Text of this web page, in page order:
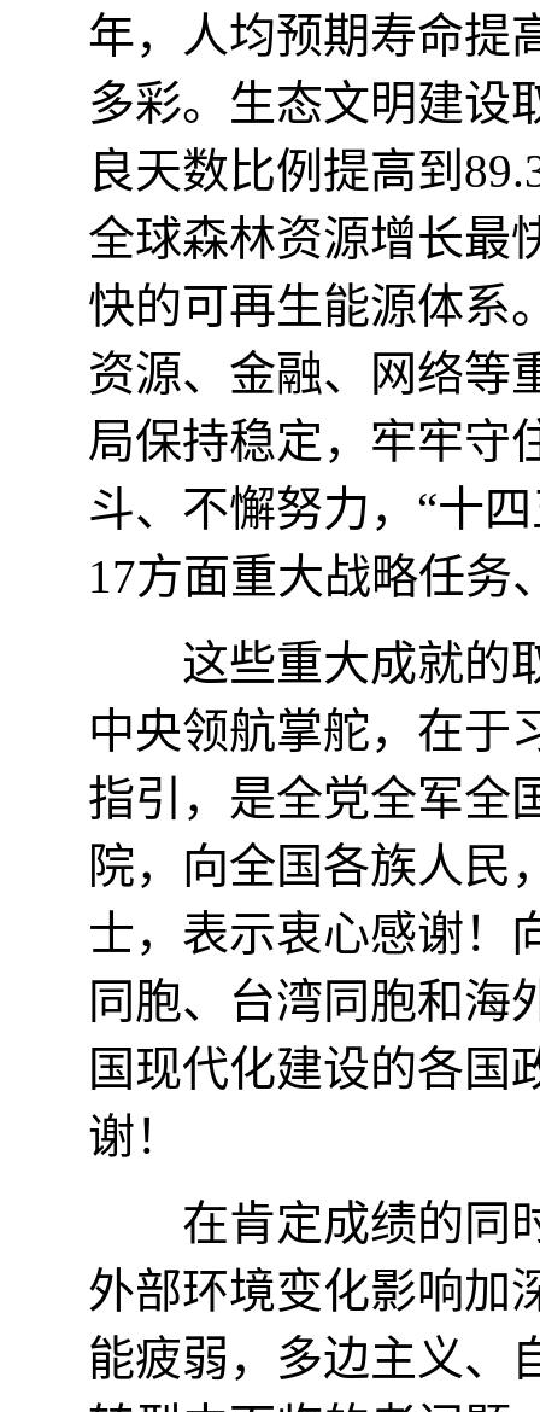
年，人均预期寿命提
多彩。生态文明建设
良天数比例提高到
全球森林资源增长最
快的可再生能源体系
资源、金融、网络等
局保持稳定，牢牢守
斗、不懈努力，“十
17方面重大战略任务
这些重大成就的取
中央领航掌舵，在于
指引，是全党全军全
院，向全国各族人民
士，表示衷心感谢！
同胞、台湾同胞和海
国现代化建设的各国
谢！
在肯定成绩的同时
外部环境变化影响加
能疲弱，多边主义、